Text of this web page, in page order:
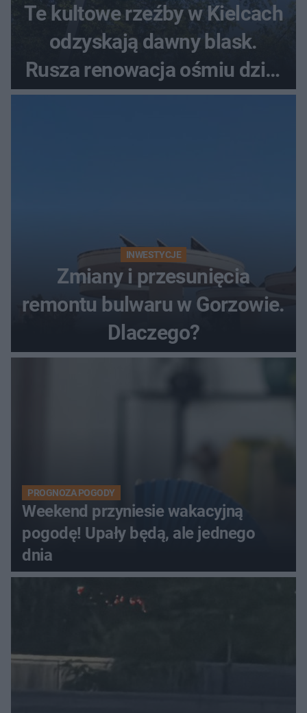
Te kultowe rzeźby w Kielcach
odzyskają dawny blask.
Rusza renowacja ośmiu dzieł
z lat 70.
INWESTYCJE
Zmiany i przesunięcia
remontu bulwaru w Gorzowie.
Dlaczego?
PROGNOZA POGODY
Weekend przyniesie wakacyjną
pogodę! Upały będą, ale jednego
dnia